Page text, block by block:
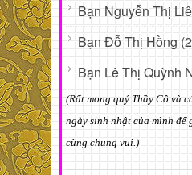
Bạn Nguyễn Thị
Bạn Đỗ Thị Hồng
Bạn Lê Thị Quỳnh
(Rất mong quý Thầy Cô và
ngày sinh nhật của mình để
cùng chung vui.)